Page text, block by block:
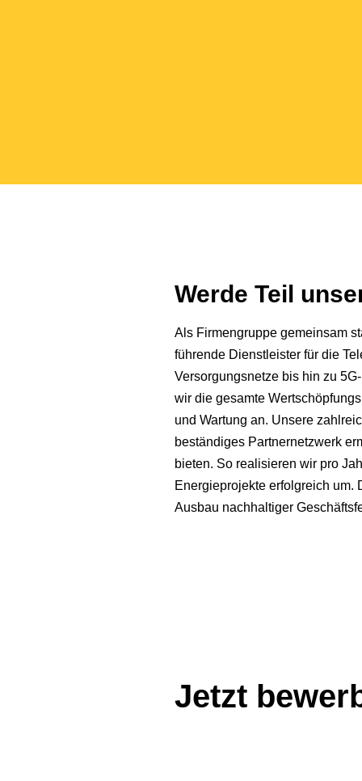
Werde Teil
Als Firmengruppe gemeinsam
führende Dienstleister für die
Versorgungsnetze bis hin zu
wir die gesamte
und Wartung an. Unsere
beständiges Partnernetzwerk
bieten. So realisieren wir pro
Energieprojekte erfolgreich um.
Ausbau nachhaltiger
Jetzt